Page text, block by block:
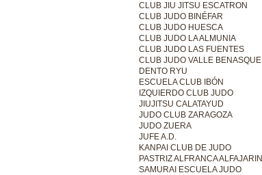
CLUB JIU JITSU ESCATRON
CLUB JUDO BINÉFAR
CLUB JUDO HUESCA
CLUB JUDO LA ALMUNIA
CLUB JUDO LAS FUENTES
CLUB JUDO VALLE BENASQUE
DENTO RYU
ESCUELA CLUB IBÓN
IZQUIERDO CLUB JUDO
JIUJITSU CALATAYUD
JUDO CLUB ZARAGOZA
JUDO ZUERA
JUFE A.D.
KANPAI CLUB DE JUDO
PASTRIZ ALFRANCA ALFAJARIN
SAMURAI ESCUELA JUDO